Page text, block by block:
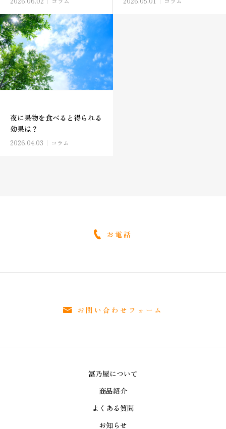
夜に果物を食べると得られる
効果は？
2026.04.03 コラム
お電話
お問い合わせフォーム
冨乃屋について
商品紹介
よくある質問
お知らせ